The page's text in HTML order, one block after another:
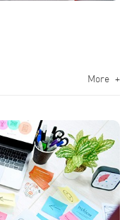
More +